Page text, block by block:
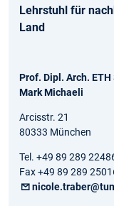
Lehrstuhl für
Land
Prof. Dipl. Arch. ETH
Mark Michaeli
Arcisstr. 21
80333 München
Tel. +49 89 289
Fax +49 89 289